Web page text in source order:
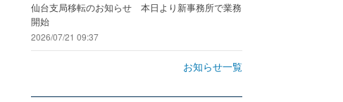
仙台支局移転のお知らせ 本日より新事務所で業務
開始
2026/07/21 09:37
お知らせ一覧